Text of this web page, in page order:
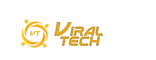
conteúdo